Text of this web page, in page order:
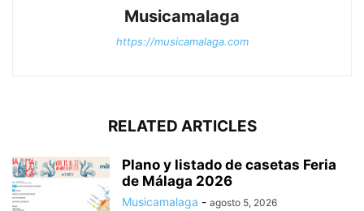
Musicamalaga
https://musicamalaga.com
RELATED ARTICLES
Plano y listado de casetas Feria
de Málaga 2026
Musicamalaga - agosto 5, 2026